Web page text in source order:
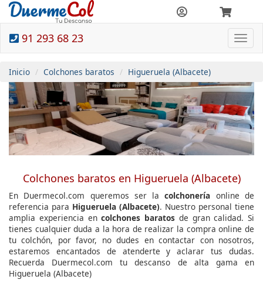
91 293 68 23
Inicio Colchones baratos Higueruela (Albacete)
Colchones baratos en Higueruela (Albacete)
En Duermecol.com queremos ser lacolchonería online de
referencia para Higueruela (Albacete). Nuestro personal tiene
amplia experiencia encolchones baratos de gran calidad. Si
tienes cualquier duda a la hora de realizar la compra online de
tu colchón, por favor, no dudes en contactar con nosotros,
estaremos encantados de atenderte y aclarar tus dudas.
Recuerda Duermecol.com tu descanso de alta gama en
Higueruela (Albacete)